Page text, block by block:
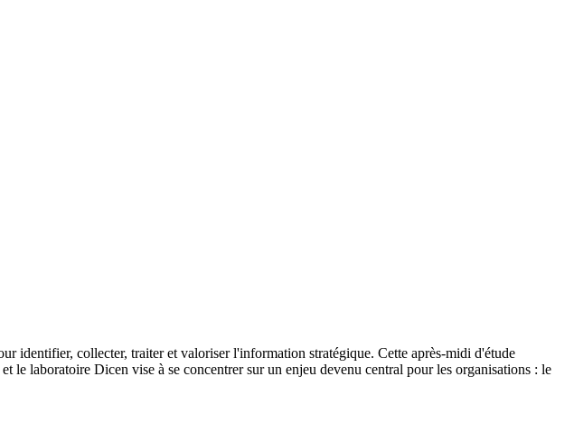
identifier, collecter, traiter et valoriser l'information stratégique. Cette après-midi d'étude
laboratoire Dicen vise à se concentrer sur un enjeu devenu central pour les organisations : le